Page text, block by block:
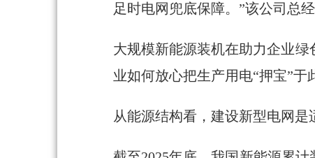
足时电网兜底保障。”该公司总
大规模新能源装机在助力企业
业如何放心把生产用电“押宝”于
从能源结构看，建设新型电网是